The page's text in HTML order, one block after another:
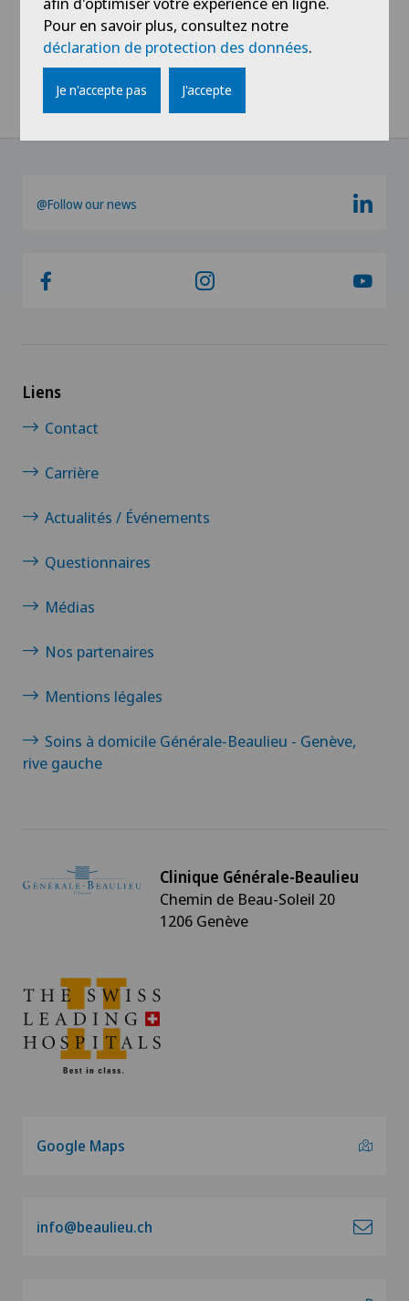
Voir plus
@Follow our news
Liens
Contact
Carrière
Actualités / Événements
Questionnaires
Médias
Nos partenaires
Mentions légales
Soins à domicile Générale-Beaulieu - Genève,
rive gauche
Clinique Générale-Beaulieu
Chemin de Beau-Soleil 20
1206 Genève
Google Maps
info@beaulieu.ch
Pour en savoir plus, consultez notre
déclaration de protection des données.
Je n'accepte pas J'accepte